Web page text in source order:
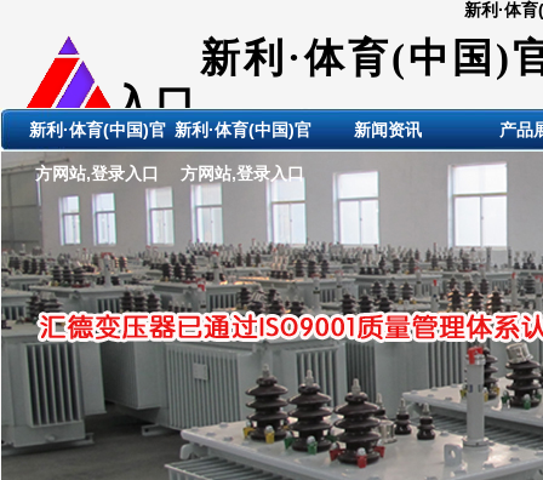
新利·体
新利·体育(中国)
入口
ShanDong HuiDE
新利·体育(中国)官
方网站,登录入口
新利·体育(中国)官
方网站,登录入口
新闻资讯 产品